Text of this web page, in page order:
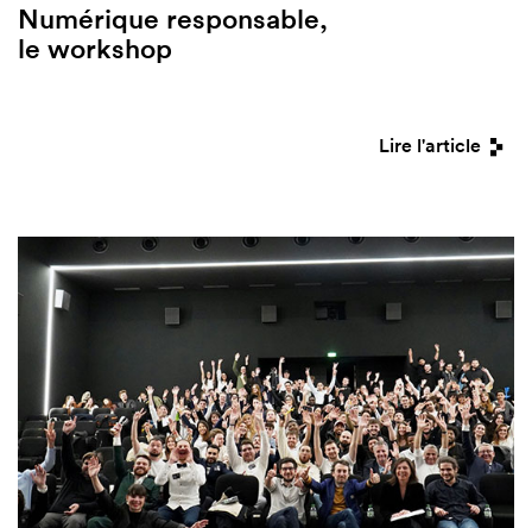
Numérique responsable,
le workshop
Lire l'article